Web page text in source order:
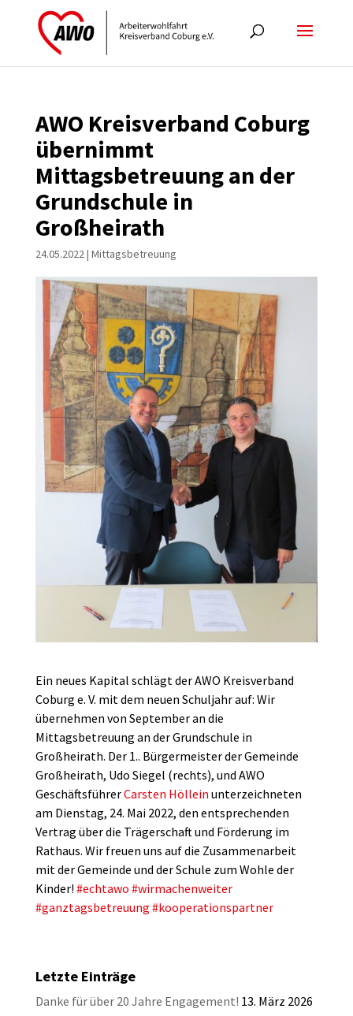
AWO Kreisverband Coburg
übernimmt
Mittagsbetreuung an der
Grundschule in
Großheirath
24.05.2022| Mittagsbetreuung
Ein neues Kapital schlägt der AWO Kreisverband
Coburg e. V. mit dem neuen Schuljahr auf: Wir
übernehmen von September an die
Mittagsbetreuung an der Grundschule in
Großheirath. Der 1.. Bürgermeister der Gemeinde
Großheirath, Udo Siegel (rechts), und AWO
GeschäftsführerCarsten Höllein unterzeichneten
am Dienstag, 24. Mai 2022, den entsprechenden
Vertrag über die Trägerschaft und Förderung im
Rathaus. Wir freuen uns auf die Zusammenarbeit
mit der Gemeinde und der Schule zum Wohle der
Kinder! #echtawo #wirmachenweiter
#ganztagsbetreuung #kooperationspartner
Letzte Einträge
Danke für über 20 Jahre Engagement! 13. März 2026